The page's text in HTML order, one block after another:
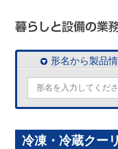
形名から製品
冷凍・冷蔵クー